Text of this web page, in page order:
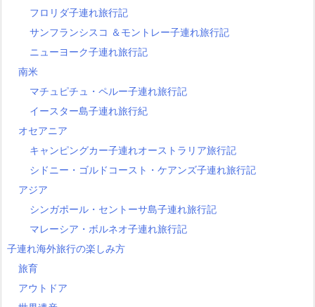
フロリダ子連れ旅行記
サンフランシスコ ＆モントレー子連れ旅行記
ニューヨーク子連れ旅行記
南米
マチュピチュ・ペルー子連れ旅行記
イースター島子連れ旅行紀
オセアニア
キャンピングカー子連れオーストラリア旅行記
シドニー・ゴルドコースト・ケアンズ子連れ旅行記
アジア
シンガポール・セントーサ島子連れ旅行記
マレーシア・ボルネオ子連れ旅行記
子連れ海外旅行の楽しみ方
旅育
アウトドア